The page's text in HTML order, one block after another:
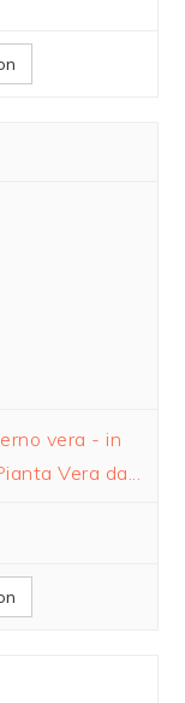
vera - in
Vera da...